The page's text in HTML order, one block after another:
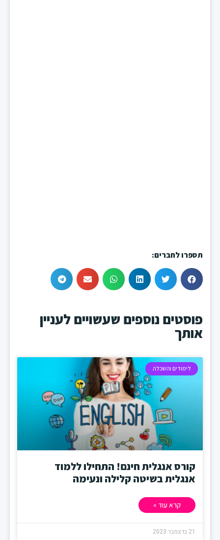
תספרו לחברים:
פוסטים נוספים שעשויים לעניין
אותך
לימודים והשכלה
קורס אנגלית חינם! התחילו ללמוד
אנגלית בשיטה קלילה ונעימה
קרא עוד »
21 בדצמבר 2023